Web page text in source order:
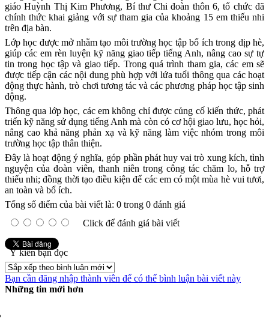
giáo Huỳnh Thị Kim Phương, Bí thư Chi đoàn thôn 6, tổ chức đã
chính thức khai giảng với sự tham gia của khoảng 15 em thiếu nhi
trên địa bàn.
Lớp học được mở nhằm tạo môi trường học tập bổ ích trong dịp hè,
giúp các em rèn luyện kỹ năng giao tiếp tiếng Anh, nâng cao sự tự
tin trong học tập và giao tiếp. Trong quá trình tham gia, các em sẽ
được tiếp cận các nội dung phù hợp với lứa tuổi thông qua các hoạt
động thực hành, trò chơi tương tác và các phương pháp học tập sinh
động.
Thông qua lớp học, các em không chỉ được củng cố kiến thức, phát
triển kỹ năng sử dụng tiếng Anh mà còn có cơ hội giao lưu, học hỏi,
nâng cao khả năng phản xạ và kỹ năng làm việc nhóm trong môi
trường học tập thân thiện.
Đây là hoạt động ý nghĩa, góp phần phát huy vai trò xung kích, tình
nguyện của đoàn viên, thanh niên trong công tác chăm lo, hỗ trợ
thiếu nhi; đồng thời tạo điều kiện để các em có một mùa hè vui tươi,
an toàn và bổ ích.
Tổng số điểm của bài viết là: 0 trong 0 đánh giá
Click để đánh giá bài viết
Ý kiến bạn đọc
Bạn cần đăng nhập thành viên để có thể bình luận bài viết này
Những tin mới hơn